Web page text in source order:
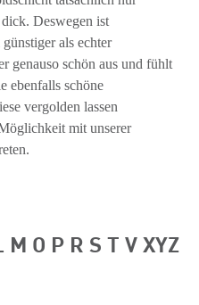
Deswegen ist
als echter
genauso schön aus und fühlt
ebenfalls schöne
vergolden lassen
mit unserer
M O P RSTVXYZ